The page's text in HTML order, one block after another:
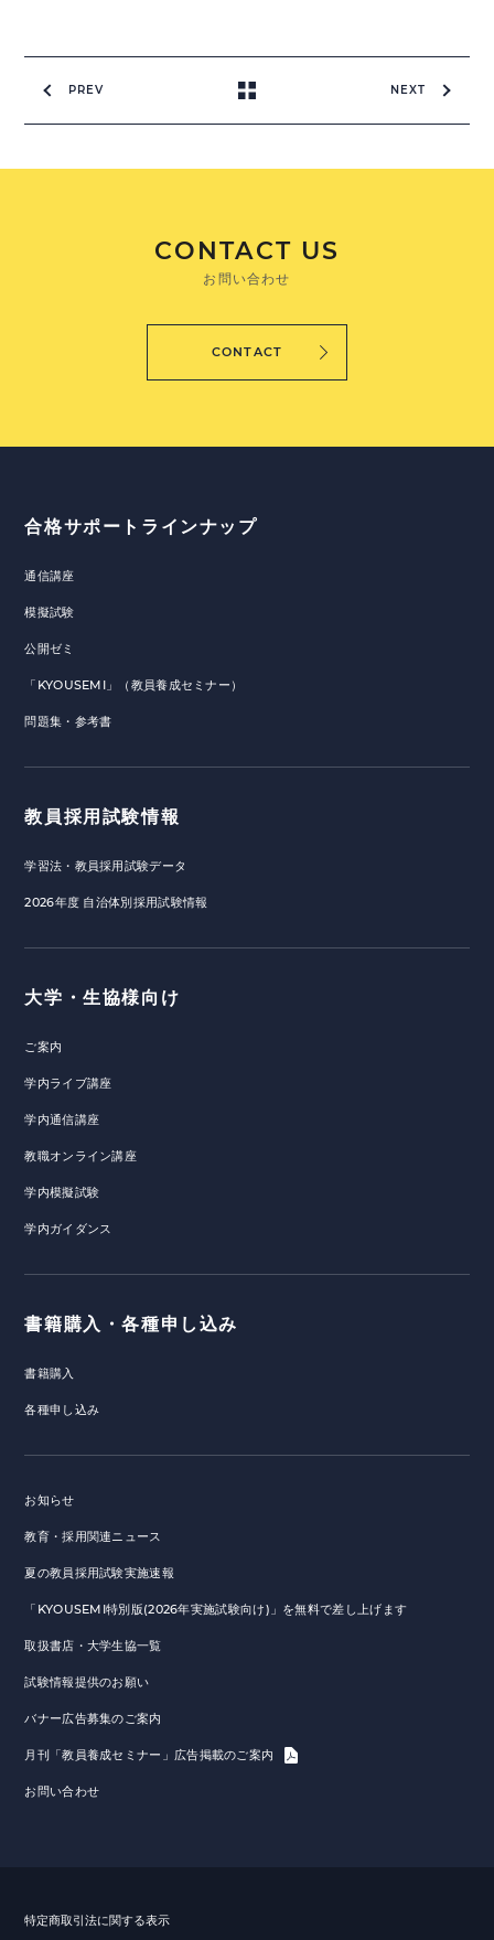
PREV NEXT
CONTACT US
お問い合わせ
CONTACT
合格サポートラインナップ
通信講座
模擬試験
公開ゼミ
「KYOUSEMI」（教員養成セミナー）
問題集・参考書
教員採用試験情報
学習法・教員採用試験データ
2026年度 自治体別採用試験情報
大学・生協様向け
ご案内
学内ライブ講座
学内通信講座
教職オンライン講座
学内模擬試験
学内ガイダンス
書籍購入・各種申し込み
書籍購入
各種申し込み
お知らせ
教育・採用関連ニュース
夏の教員採用試験実施速報
「KYOUSEMI特別版(2026年実施試験向け)」を無料で差し上げます
取扱書店・大学生協一覧
試験情報提供のお願い
バナー広告募集のご案内
月刊「教員養成セミナー」広告掲載のご案内
お問い合わせ
特定商取引法に関する表示